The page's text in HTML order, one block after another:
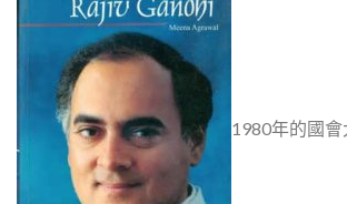
1980年的國